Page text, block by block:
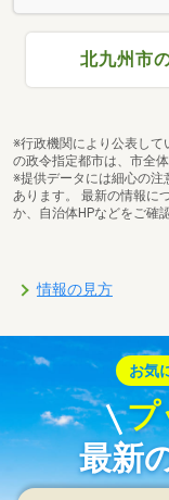
北九州市
※行政機関により公表し
の政令指定都市は、市全
※提供データには細心の
あります。 最新の情報に
か、自治体HPなどをご確
情報の見方
お気
プ
最新